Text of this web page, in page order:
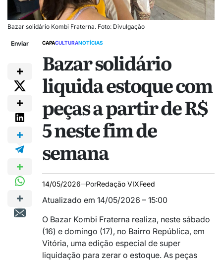
Bazar solidário Kombi Fraterna. Foto: Divulgação
Enviar CAPACULTURANOTÍCIAS
Bazar solidário
liquida estoque com
peças a partir de R$
5 neste fim de
semana
14/05/2026 PorRedação VIXFeed
Atualizado em 14/05/2026 – 15:00
O Bazar Kombi Fraterna realiza, neste sábado
(16) e domingo (17), no Bairro República, em
Vitória, uma edição especial de super
liquidação para zerar o estoque. As peças